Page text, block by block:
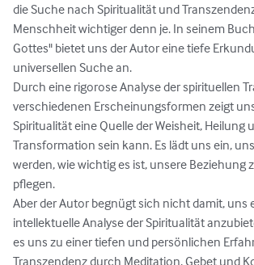
die Suche nach Spiritualität und
Menschheit wichtiger denn je. In seinem
Gottes" bietet uns der Autor eine tiefe
universellen Suche an.
Durch eine rigorose Analyse der spirituellen
verschiedenen Erscheinungsformen zeigt
Spiritualität eine Quelle der Weisheit, Heilung
Transformation sein kann. Es lädt uns ein,
werden, wie wichtig es ist, unsere Beziehung
pflegen.
Aber der Autor begnügt sich nicht damit, uns
intellektuelle Analyse der Spiritualität
es uns zu einer tiefen und persönlichen
Transzendenz durch Meditation, Gebet und